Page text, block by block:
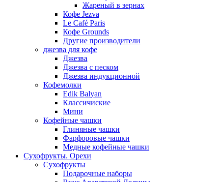
Жареный в зернах
Кофе Jezva
Le Café Paris
Кофе Grounds
Другие производители
джезва для кофе
Джезва
Джезва с песком
Джезва индукционной
Кофемолки
Edik Balyan
Классичиские
Мини
Кофейные чашки
Глиняные чашки
Фарфоровые чашки
Медные кофейные чашки
Сухофрукты. Орехи
Сухофрукты
Подарочные наборы